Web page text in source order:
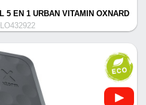
5 EN 1 URBAN VITAMIN OXNARD